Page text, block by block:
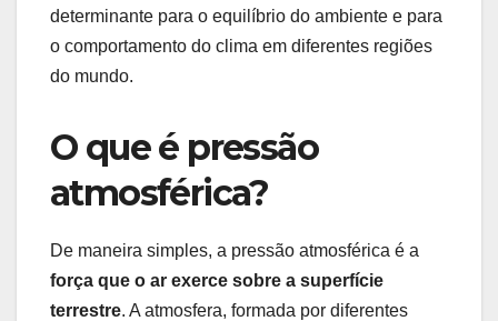
determinante para o equilíbrio do ambiente e para
o comportamento do clima em diferentes regiões
do mundo.
O que é pressão
atmosférica?
De maneira simples, a pressão atmosférica é a
força que o ar exerce sobre a superfície
terrestre. A atmosfera, formada por diferentes